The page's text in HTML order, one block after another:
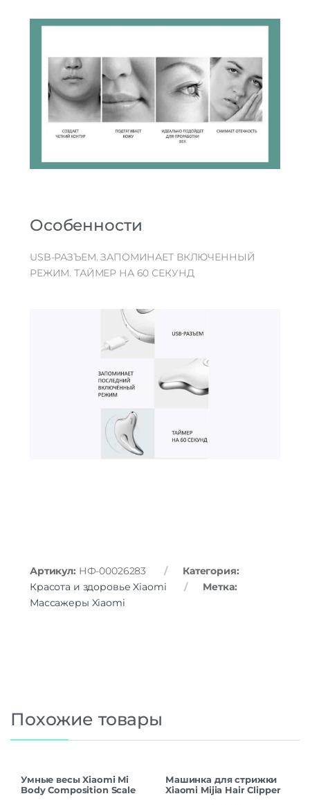
Особенности
USB-РАЗЪЕМ. ЗАПОМИНАЕТ ВКЛЮЧЕННЫЙ
РЕЖИМ. ТАЙМЕР НА 60 СЕКУНД
Артикул: НФ-00026283
Категория:
Красота и здоровье Xiaomi
Метка:
Массажеры Xiaomi
Похожие товары
Умные весы Xiaomi Mi
Body Composition Scale
Машинка для стрижки
Xiaomi Mijia Hair Clipper